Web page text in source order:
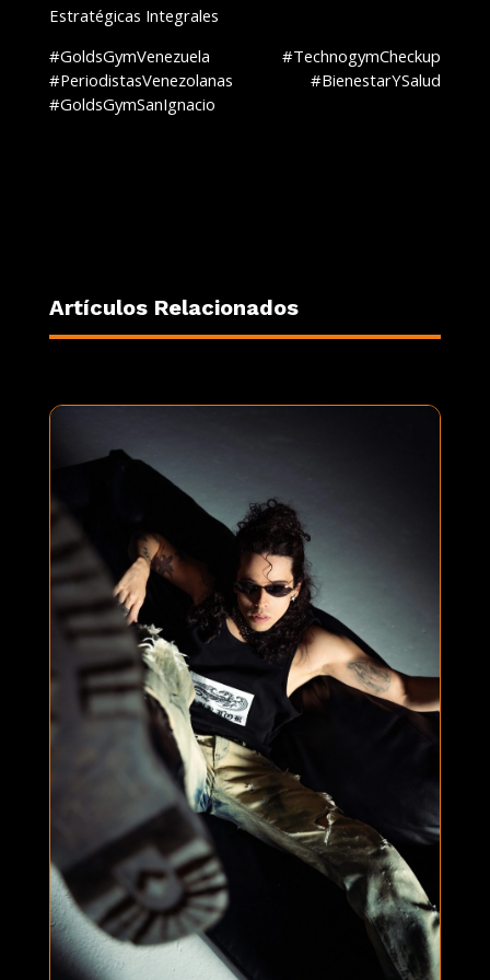
Estratégicas Integrales
#GoldsGymVenezuela #TechnogymCheckup
#PeriodistasVenezolanas #BienestarYSalud
#GoldsGymSanIgnacio
Artículos Relacionados